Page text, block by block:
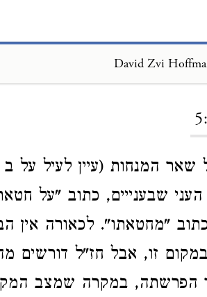
David Zvi
המנחות (עיין לעיל על ב
שבענייים, כתוב "על
"מחטאתו". לכאורה אין
זו, אבל חז"ל דורשים
הפרשתה, במקרה שמצב